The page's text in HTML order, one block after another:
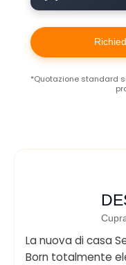
*Quotazione standard
La nuova di casa
Born totalmente